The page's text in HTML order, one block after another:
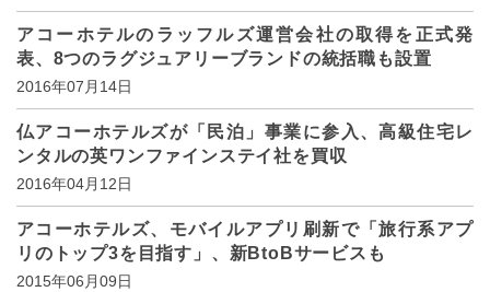
アコーホテルのラッフルズ運営会社の取得を正式発
表、8つのラグジュアリーブランドの統括職も設置
2016年07月14日
仏アコーホテルズが「民泊」事業に参入、高級住宅レ
ンタルの英ワンファインステイ社を買収
2016年04月12日
アコーホテルズ、モバイルアプリ刷新で「旅行系アプ
リのトップ3を目指す」、新BtoBサービスも
2015年06月09日